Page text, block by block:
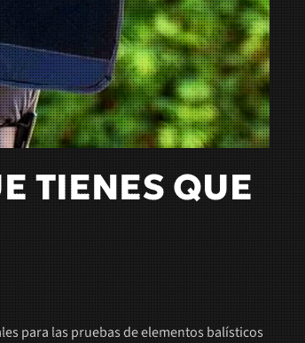
TIENES QUE
para las pruebas de elementos balísticos